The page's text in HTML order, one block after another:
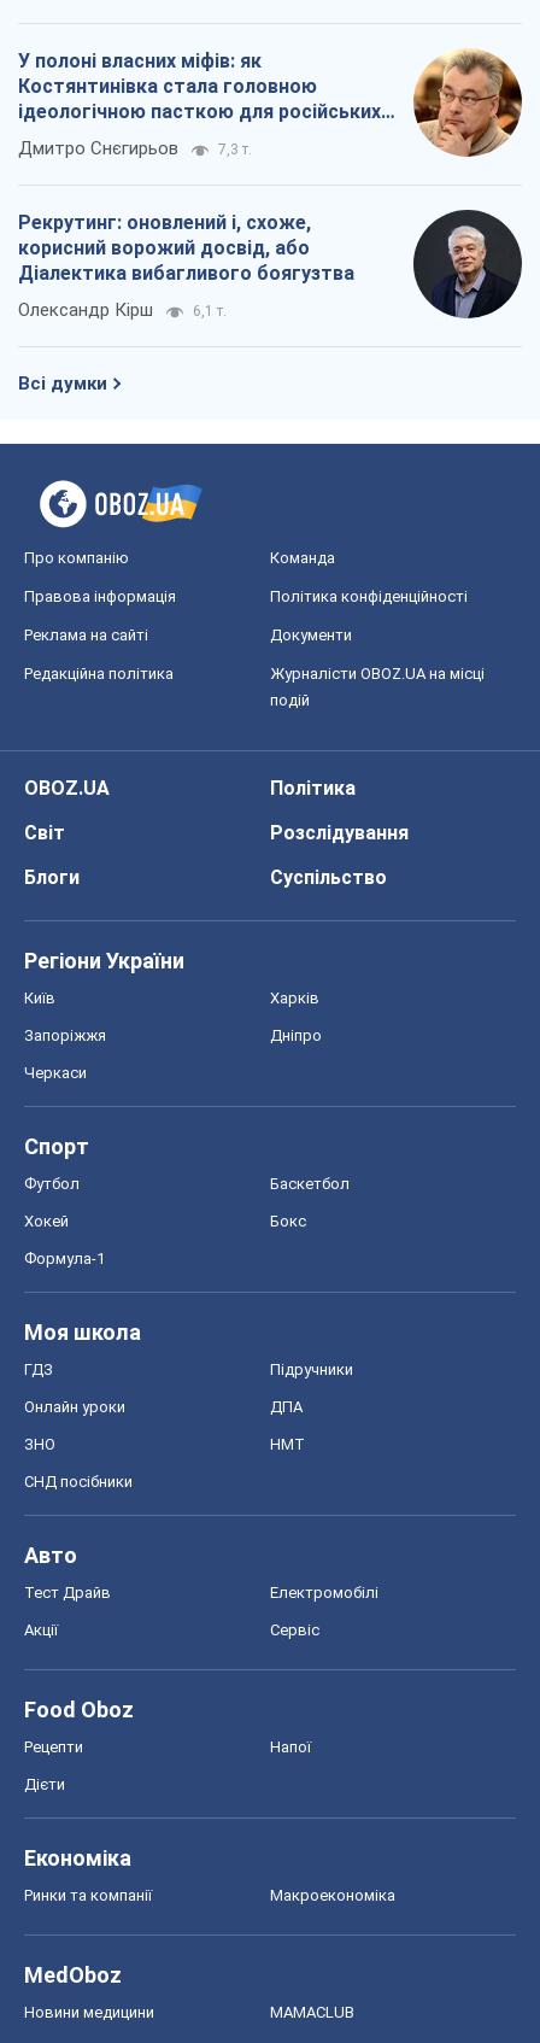
У полоні власних міфів: як
Костянтинівка стала головною
ідеологічною пасткою для російських
окупантів
Дмитро Снєгирьов 7,3 т.
Рекрутинг: оновлений і, схоже,
корисний ворожий досвід, або
Діалектика вибагливого боягузтва
Олександр Кірш 6,1 т.
Всі думки
Про компанію Команда
Правова інформація Політика конфіденційності
Реклама на сайті Документи
Редакційна політика
Журналісти OBOZ.UA на місці
подій
OBOZ.UA
Політика
Світ
Розслідування
Блоги
Суспільство
Регіони України
Київ Харків
Запоріжжя Дніпро
Черкаси
Спорт
Футбол Баскетбол
Хокей Бокс
Формула-1
Моя школа
ГДЗ Підручники
Онлайн уроки ДПА
ЗНО НМТ
СНД посібники
Авто
Тест Драйв Електромобілі
Акції Сервіс
Food Oboz
Рецепти Напої
Дієти
Економіка
Ринки та компанії Макроекономіка
MedOboz
Новини медицини MAMACLUB